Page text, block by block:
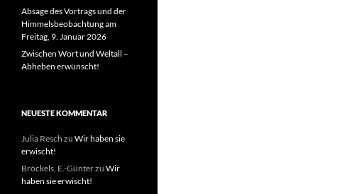
Absage des Vortrags und der
Himmelsbeobachtung am
Freitag, 9. Januar 2026
Zwischen Wort und Weltall –
Abheben erwünscht!
NEUESTE KOMMENTAR
Julia Resch zu Wir haben sie
erwischt!
Bröckels, E.-Günterzu Wir
haben sie erwischt!